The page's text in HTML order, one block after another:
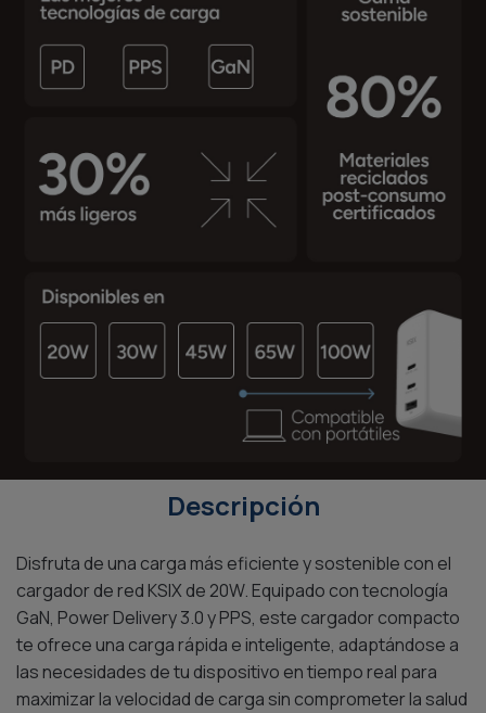
Descripción
Disfruta de una carga más eficiente y sostenible con el
cargador de red KSIX de 20W. Equipado con tecnología
GaN, Power Delivery 3.0 y PPS, este cargador compacto
te ofrece una carga rápida e inteligente, adaptándose a
las necesidades de tu dispositivo en tiempo real para
maximizar la velocidad de carga sin comprometer la salud